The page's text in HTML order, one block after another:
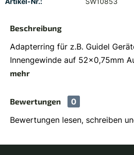
Beschreibung
Adapterring für z.B. Guidel
Innengewinde auf 52x0,75mm
mehr
Bewertungen
0
Bewertungen lesen, schreiben